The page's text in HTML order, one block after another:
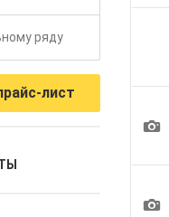
ряду
лист
1
1